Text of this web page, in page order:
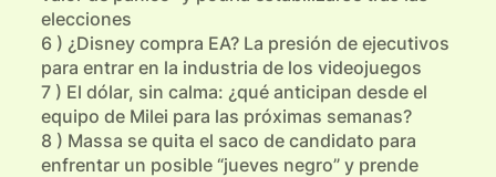
elecciones
6 ) ¿Disney compra EA? La presión de ejecutivos
para entrar en la industria de los videojuegos
7 ) El dólar, sin calma: ¿qué anticipan desde el
equipo de Milei para las próximas semanas?
8 ) Massa se quita el saco de candidato para
enfrentar un posible “jueves negro” y prende